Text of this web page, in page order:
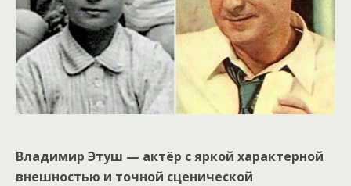
Владимир Этуш — актёр с яркой характерной
внешностью и точной сценической